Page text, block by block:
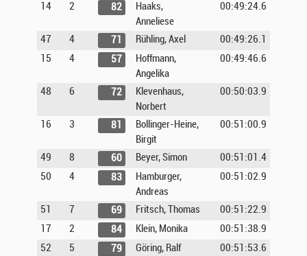
14 2 82
Haaks,
Anneliese
00:49:24.6
47 4 71 Rühling, Axel
00:49:26.1
15
4 57
Hoffmann,
Angelika
00:49:46.6
48 6 72
Klevenhaus,
Norbert
00:50:03.9
16 3 81
Bollinger-Heine,
Birgit
00:51:00.9
49 8 60 Beyer, Simon
00:51:01.4
50
4 83
Hamburger,
Andreas
00:51:02.9
51 7 69 Fritsch, Thomas
00:51:22.9
17
2 84 Klein, Monika
00:51:38.9
52
5 79 Göring, Ralf
00:51:53.6